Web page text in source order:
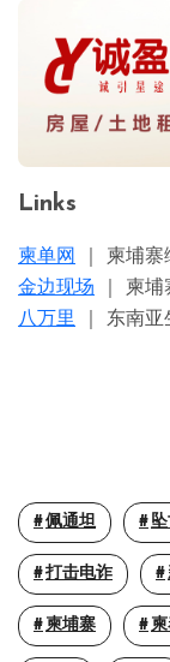
Links
柬单网
｜ 柬埔
金边现场 ｜ 柬
八万里
｜ 东南亚
佩通坦
打击电诈
柬埔寨